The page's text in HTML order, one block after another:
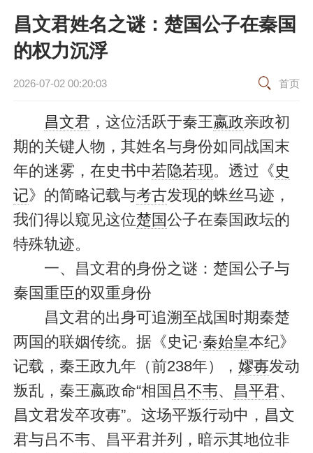
昌文君姓名之谜：楚国公子在秦国
的权力沉浮
2026-07-02 00:20:03 首页
昌文君 ，这位活跃于秦王嬴政亲政初
期的关键人物，其姓名与身份如同战国末
年的迷雾，在史书中若隐若现。透过《史
记》的简略记载与考古发现的蛛丝马迹，
我们得以窥见这位楚国公子在秦国政坛的
特殊轨迹。
一、昌文君的身份之谜：楚国公子与
秦国重臣的双重身份
昌文君的出身可追溯至战国时期秦楚
两国的联姻传统。据《史记·秦始皇本纪》
记载，秦王政九年（前238年）， 嫪毐发动
叛乱，秦王嬴政命“相国 吕不韦、 昌平君、
昌文君发卒攻毐”。这场平叛行动中，昌文
君与吕不韦、昌平君并列，暗示其地位非